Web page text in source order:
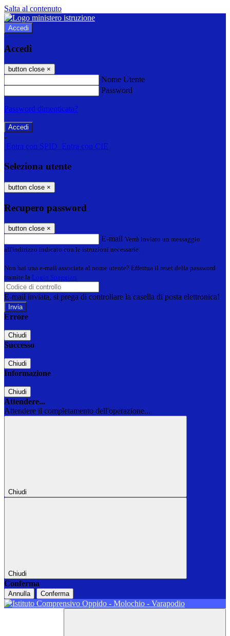
Salta al contenuto
Accedi
Accedi
button close ×
Nome Utente
Password
Password dimenticata?
-
Entra con SPID Entra con CIE
Seleziona utente
button close ×
Recupero password
button close ×
E-mail Verrà inviato un messaggio
all'indirizzo indicato con le istruzioni necessarie.
Non hai una e-mail associata al nome utente? Effettua il reset della password
tramite la Login Spaggiari
E-mail inviata, si prega di controllare la casella di posta elettronica!
Errore
Chiudi
Successo
Chiudi
Informazione
Chiudi
Attendere...
Attendere il completamento dell'operazione...
Chiudi
Chiudi
Conferma
Annulla Conferma